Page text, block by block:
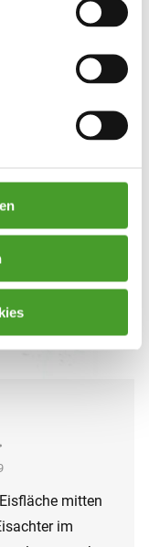
erreicht.
mitten
im